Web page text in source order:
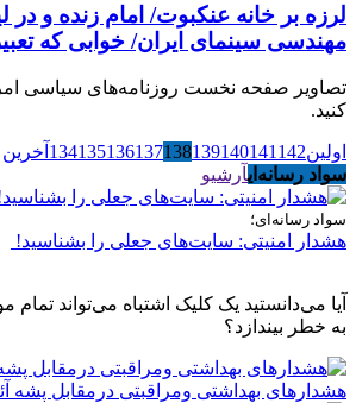
لرزه بر خانه عنکبوت/ امام زنده و
مهندسی سینمای ایران/ خوابی که
تصاویر صفحه نخست روزنامه‌های سیاسی
کنید.
اولین 134135136137138139140141 142
آخرین
سواد رسانه‌ایآرشیو
سواد رسانه‌ای؛
هشدار امنیتی: سایت‌های جعلی را بشناسید!
آیا می‌دانستید یک کلیک اشتباه می‌تواند
به خطر بیندازد؟
هشدارهاى بهداشتى ومراقبتى درمقابل پشه